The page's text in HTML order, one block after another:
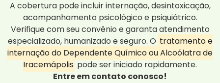
A cobertura pode incluir internação, desintoxicação,
acompanhamento psicológico e psiquiátrico.
Verifique com seu convênio e garanta atendimento
especializado, humanizado e seguro. O tratamento e
internação do Dependente Químico ou Alcoólatra de
Iracemápolis pode ser iniciado rapidamente.
Entre em contato conosco!